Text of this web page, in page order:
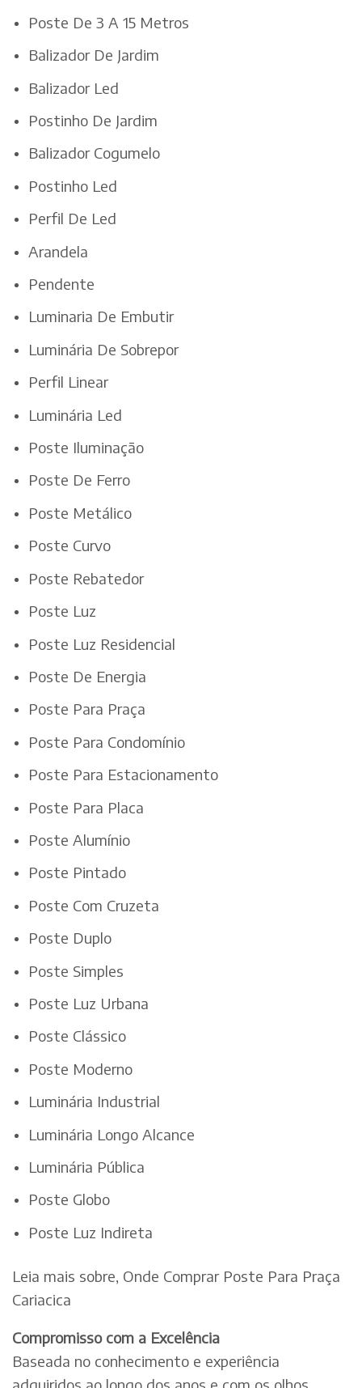
Poste De 3 A 15 Metros
Balizador De Jardim
Balizador Led
Postinho De Jardim
Balizador Cogumelo
Postinho Led
Perfil De Led
Arandela
Pendente
Luminaria De Embutir
Luminária De Sobrepor
Perfil Linear
Luminária Led
Poste Iluminação
Poste De Ferro
Poste Metálico
Poste Curvo
Poste Rebatedor
Poste Luz
Poste Luz Residencial
Poste De Energia
Poste Para Praça
Poste Para Condomínio
Poste Para Estacionamento
Poste Para Placa
Poste Alumínio
Poste Pintado
Poste Com Cruzeta
Poste Duplo
Poste Simples
Poste Luz Urbana
Poste Clássico
Poste Moderno
Luminária Industrial
Luminária Longo Alcance
Luminária Pública
Poste Globo
Poste Luz Indireta
Leia mais sobre, Onde Comprar Poste Para Praça
Cariacica
Compromisso com a Excelência
Baseada no conhecimento e experiência